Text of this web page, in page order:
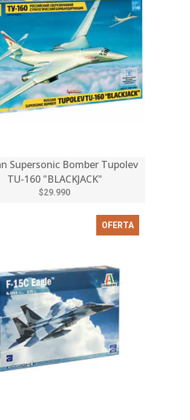
Supersonic Bomber Tupolev
TU-160 "BLACKJACK"
$29.990
OFERTA